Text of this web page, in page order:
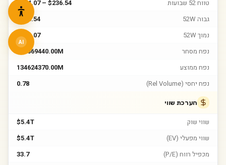
טווח 52 שבועות
$164.07 – $236.54
גבוה 52W
$236.54
נמוך 52W
$164.07
נפח מסחר
105669440.00M
נפח ממוצע
134624370.00M
נפח יחסי (Rel Volume)
0.78
הערכת שווי
שווי שוק
$5.4T
שווי מפעלי (EV)
$5.4T
מכפיל רווח (P/E)
33.7
AI